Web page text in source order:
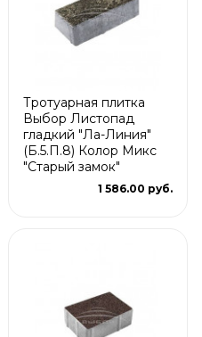
Тротуарная плитка
Выбор Листопад
гладкий "Ла-Линия"
(Б.5.П.8) Колор Микс
"Старый замок"
1 586.00 руб.